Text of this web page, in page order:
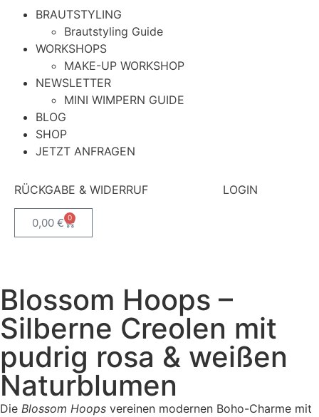
BRAUTSTYLING
Brautstyling Guide
WORKSHOPS
MAKE-UP WORKSHOP
NEWSLETTER
MINI WIMPERN GUIDE
BLOG
SHOP
JETZT ANFRAGEN
RÜCKGABE & WIDERRUF LOGIN
0,00 € 0
Blossom Hoops –
Silberne Creolen mit
pudrig rosa & weißen
Naturblumen
Die Blossom Hoops vereinen modernen Boho-Charme mit